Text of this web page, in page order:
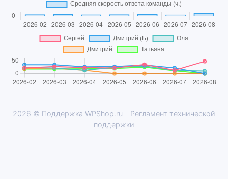
2026 © Поддержка WPShop.ru - Регламент технической
поддержки